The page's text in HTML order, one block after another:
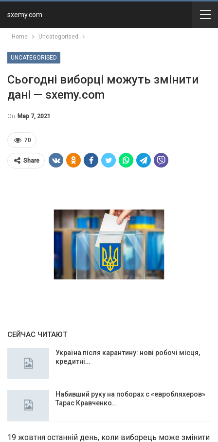
sxemy.com
Home Uncategorised
UNCATEGORISED
Сьогодні виборці можуть змінити
дані — sxemy.com
On Мар 7, 2021
70
Share
СЕЙЧАС ЧИТАЮТ
Україна після карантину: нові робочі місця,
кредитні…
Набивший руку на поборах с «евробляхеров»
Тарас Кравченко…
19 жовтня останній день, коли виборець може змінити